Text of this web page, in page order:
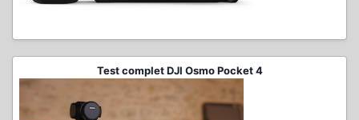
Test complet DJI Osmo Pocket 4